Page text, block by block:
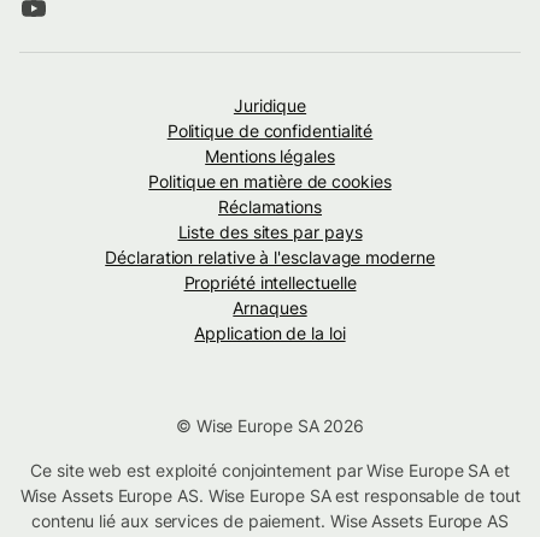
Juridique
Politique de confidentialité
Mentions légales
Politique en matière de cookies
Réclamations
Liste des sites par pays
Déclaration relative à l'esclavage moderne
Propriété intellectuelle
Arnaques
Application de la loi
© Wise Europe SA 2026
Ce site web est exploité conjointement par Wise Europe SA et
Wise Assets Europe AS. Wise Europe SA est responsable de tout
contenu lié aux services de paiement. Wise Assets Europe AS